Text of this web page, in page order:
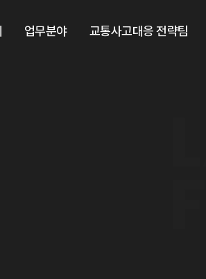
업무분야 교통사고대응 전략팀